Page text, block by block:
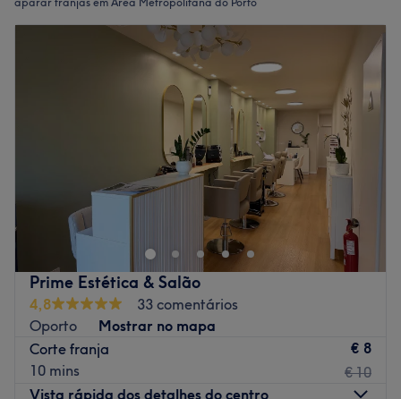
Prime Estética & Salão
4,8
33 comentários
Oporto
Mostrar no mapa
Corte franja
10 mins
€ 8
€ 10
Vista rápida dos detalhes do centro